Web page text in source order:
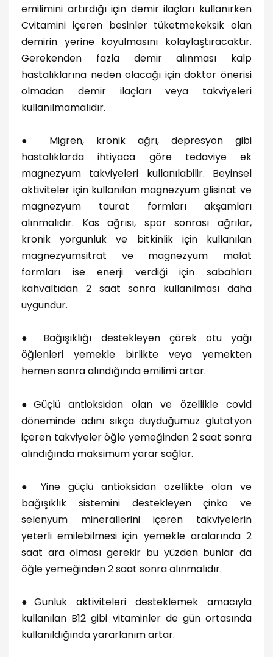
emilimini artırdığı için demir ilaçları kullanırken
Cvitamini içeren besinler tüketmekeksik olan
demirin yerine koyulmasını kolaylaştıracaktır.
Gerekenden fazla demir alınması kalp
hastalıklarına neden olacağı için doktor önerisi
olmadan demir ilaçları veya takviyeleri
kullanılmamalıdır.
● Migren, kronik ağrı, depresyon gibi
hastalıklarda ihtiyaca göre tedaviye ek
magnezyum takviyeleri kullanılabilir. Beyinsel
aktiviteler için kullanılan magnezyum glisinat ve
magnezyum taurat formları akşamları
alınmalıdır. Kas ağrısı, spor sonrası ağrılar,
kronik yorgunluk ve bitkinlik için kullanılan
magnezyumsitrat ve magnezyum malat
formları ise enerji verdiği için sabahları
kahvaltıdan 2 saat sonra kullanılması daha
uygundur.
● Bağışıklığı destekleyen çörek otu yağı
öğlenleri yemekle birlikte veya yemekten
hemen sonra alındığında emilimi artar.
● Güçlü antioksidan olan ve özellikle covid
döneminde adını sıkça duyduğumuz glutatyon
içeren takviyeler öğle yemeğinden 2 saat sonra
alındığında maksimum yarar sağlar.
● Yine güçlü antioksidan özellikte olan ve
bağışıklık sistemini destekleyen çinko ve
selenyum minerallerini içeren takviyelerin
yeterli emilebilmesi için yemekle aralarında 2
saat ara olması gerekir bu yüzden bunlar da
öğle yemeğinden 2 saat sonra alınmalıdır.
● Günlük aktiviteleri desteklemek amacıyla
kullanılan B12 gibi vitaminler de gün ortasında
kullanıldığında yararlanım artar.